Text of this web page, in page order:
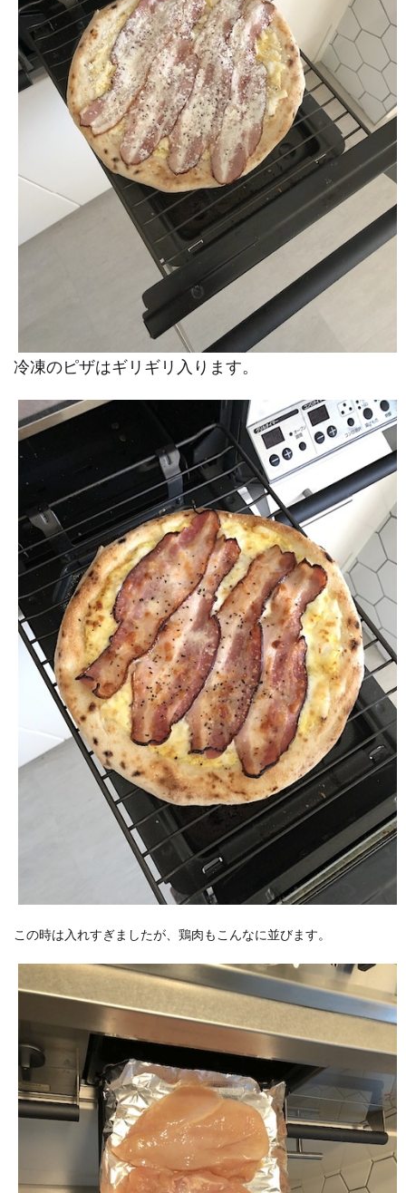
冷凍のピザはギリギリ入ります。
この時は入れすぎましたが、鶏肉もこんなに並びます。